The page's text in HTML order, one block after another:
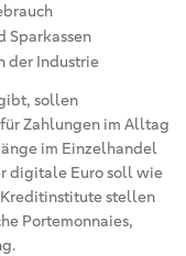
Sparkassen
der Industrie
sollen
Zahlungen im Alltag
im Einzelhandel
digitale Euro soll wie
stellen
Portemonnaies,